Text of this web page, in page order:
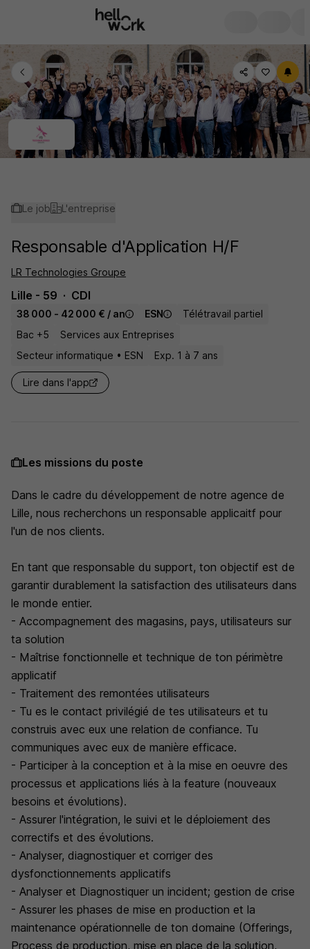
Le job L'entreprise
Responsable d'Application H/F
LR Technologies Groupe
Lille - 59 CDI
38 000 - 42 000 € / an ESN
Télétravail partiel
Bac +5
Services aux Entreprises
Secteur informatique • ESN
Exp. 1 à 7 ans
Lire dans l'app
Les missions du poste
Dans le cadre du développement de notre agence de
Lille, nous recherchons un responsable applicaitf pour
l'un de nos clients.
En tant que responsable du support, ton objectif est de
garantir durablement la satisfaction des utilisateurs dans
le monde entier.
- Accompagnement des magasins, pays, utilisateurs sur
ta solution
- Maîtrise fonctionnelle et technique de ton périmètre
applicatif
- Traitement des remontées utilisateurs
- Tu es le contact privilégié de tes utilisateurs et tu
construis avec eux une relation de confiance. Tu
communiques avec eux de manière efficace.
- Participer à la conception et à la mise en oeuvre des
processus et applications liés à la feature (nouveaux
besoins et évolutions).
- Assurer l'intégration, le suivi et le déploiement des
correctifs et des évolutions.
- Analyser, diagnostiquer et corriger des
dysfonctionnements applicatifs
- Analyser et Diagnostiquer un incident; gestion de crise
- Assurer les phases de mise en production et la
maintenance opérationnelle de ton domaine (Offerings,
Process de production, mise en place de la solution,